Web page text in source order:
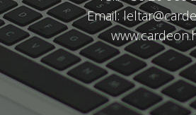
Email: